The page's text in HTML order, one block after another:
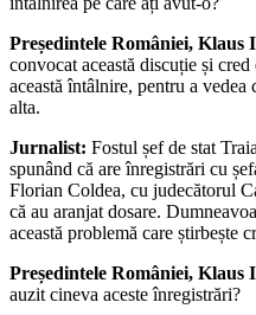
Președintele României, Klaus
convocat această discuție și
această întâlnire, pentru a
alta.
Jurnalist: Fostul șef de stat
spunând că are înregistrări cu
Florian Coldea, cu judecătorul
că au aranjat dosare.
această problemă care știrbește
Președintele României, Klaus
auzit cineva aceste înregistrări?